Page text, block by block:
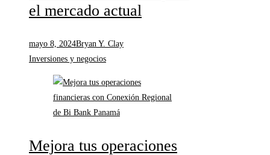
el mercado actual
mayo 8, 2024Bryan Y. Clay
Inversiones y negocios
Mejora tus operaciones